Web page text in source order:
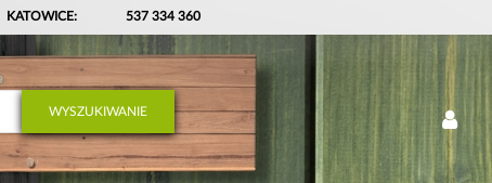
KATOWICE: 537 334 360
WYSZUKIWANIE